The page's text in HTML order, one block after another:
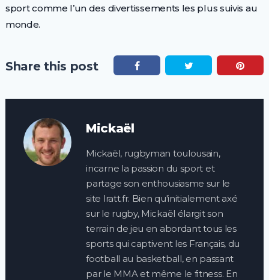
sport comme l’un des divertissements les plus suivis au
monde.
Share this post
Mickaël
Mickaël, rugbyman toulousain,
incarne la passion du sport et
partage son enthousiasme sur le
site lratt.fr. Bien qu'initialement axé
sur le rugby, Mickaël élargit son
terrain de jeu en abordant tous les
sports qui captivent les Français, du
football au basketball, en passant
par le MMA et même le fitness. En